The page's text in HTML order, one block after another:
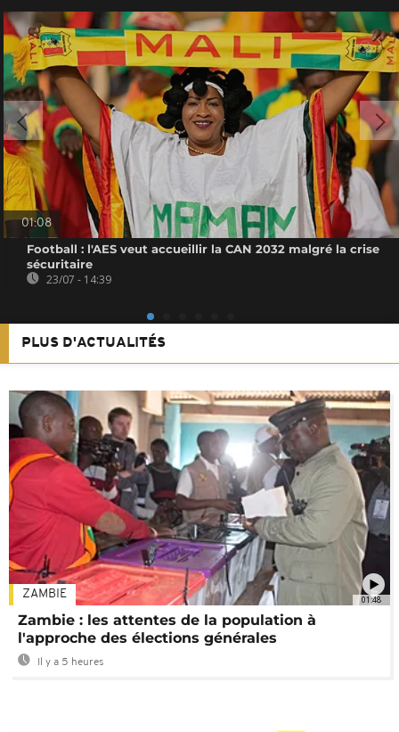
01:08
Football : l'AES veut accueillir la CAN 2032 malgré la crise
sécuritaire
23/07 - 14:39
PLUS D'ACTUALITÉS
01:48
ZAMBIE
Zambie : les attentes de la population à
l'approche des élections générales
Il y a 5 heures